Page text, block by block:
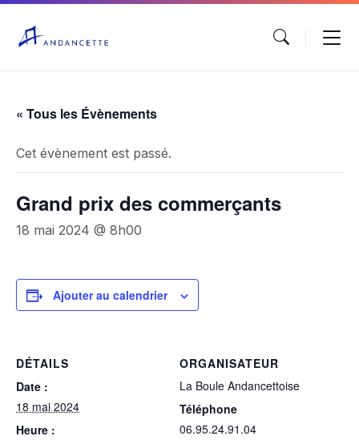
« Tous les Évènements
Cet évènement est passé.
Grand prix des commerçants
18 mai 2024 @ 8h00
Ajouter au calendrier
DÉTAILS
Date :
18 mai 2024
Heure :
ORGANISATEUR
La Boule Andancettoise
Téléphone
06.95.24.91.04